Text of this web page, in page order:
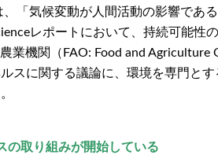
「気候変動が人間活動の影響で
レポートにおいて、持続可能
機関（FAO: Food and
スに関する議論に、環境を専門と
の取り組みが開始している